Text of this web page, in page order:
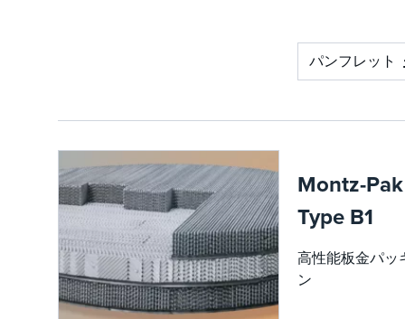
ビタミン
てその他の
料もご用意
作圧力(例
mbar)
液体ホール
パンフレット
Montz-Pak
Type B1
高性能板金パッ
ン